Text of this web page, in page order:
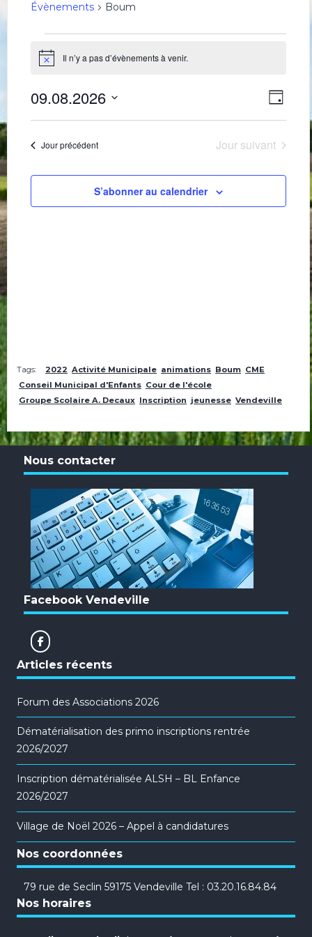
Évènements Boum
for
août
2026
Notice Il n’y a pas d’évènements à venir.
vues
Jour
09.08.2026
une
Jour précédent Jour suivant
S’abonner au calendrier
Tags: 2022 Activité Municipale animations Boum CME
Conseil Municipal d'Enfants Cour de l'école
Groupe Scolaire A. Decaux Inscription jeunesse Vendeville
Nous contacter
Facebook Vendeville
Articles récents
Forum des Associations 2026
Dématérialisation des primo inscriptions rentrée
2026/2027
Inscription dématérialisée ALSH – BL Enfance
2026/2027
Village de Noël 2026 – Appel à candidatures
Nos coordonnées
79 rue de Seclin 59175 Vendeville Tel : 03.20.16.84.84
Nos horaires